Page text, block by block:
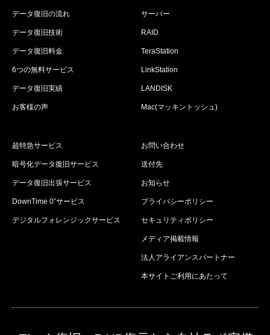
データ復旧の流れ
データ復旧技術
データ復旧料金
6つの無料サービス
データ復旧実績
お客様の声
サーバー
RAID
TeraStation
LinkStation
LANDISK
Mac(マッキントッシュ)
超特急サービス
暗号化データ復旧サービス
データ復旧出張サービス
DownTime 0”サービス
デジタルフォレンジックサービス
お問い合わせ
送付先
お知らせ
プライバシーポリシー
セキュリティポリシー
メディア掲載情報
法人アライアンスパートナー
本サイトご利用にあたって